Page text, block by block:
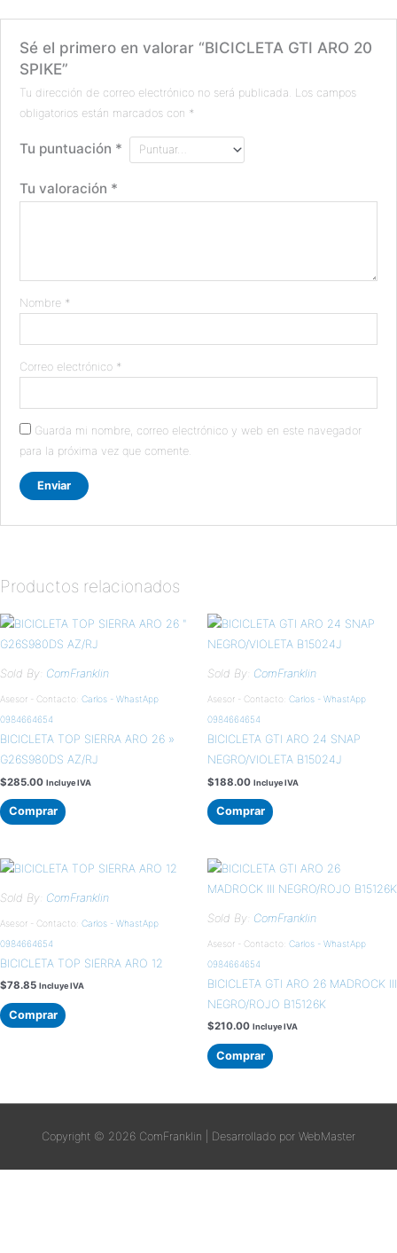
Sé el primero en valorar “BICICLETA GTI ARO 20
SPIKE”
Tu dirección de correo electrónico no será publicada. Los campos
obligatorios están marcados con *
Tu puntuación *
Tu valoración *
Nombre *
Correo electrónico *
Guarda mi nombre, correo electrónico y web en este navegador
para la próxima vez que comente.
Productos relacionados
Sold By: ComFranklin
Asesor - Contacto: Carlos - WhastApp
0984664654
BICICLETA TOP SIERRA ARO 26 »
G26S980DS AZ/RJ
$285.00 Incluye IVA
Comprar
Sold By: ComFranklin
Asesor - Contacto: Carlos - WhastApp
0984664654
BICICLETA GTI ARO 24 SNAP
NEGRO/VIOLETA B15024J
$188.00 Incluye IVA
Comprar
Sold By: ComFranklin
Asesor - Contacto: Carlos - WhastApp
0984664654
BICICLETA TOP SIERRA ARO 12
$78.85 Incluye IVA
Comprar
Sold By: ComFranklin
Asesor - Contacto: Carlos - WhastApp
0984664654
BICICLETA GTI ARO 26 MADROCK III
NEGRO/ROJO B15126K
$210.00 Incluye IVA
Comprar
Copyright © 2026 ComFranklin | Desarrollado por WebMaster